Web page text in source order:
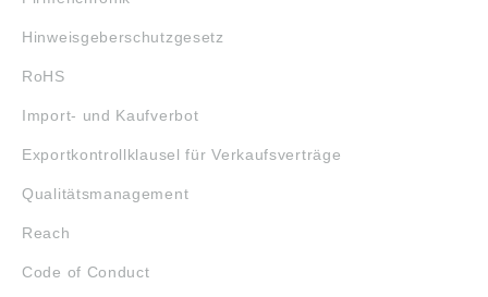
Hinweisgeberschutzgesetz
RoHS
Import- und Kaufverbot
Exportkontrollklausel für Verkaufsverträge
Qualitätsmanagement
Reach
Code of Conduct